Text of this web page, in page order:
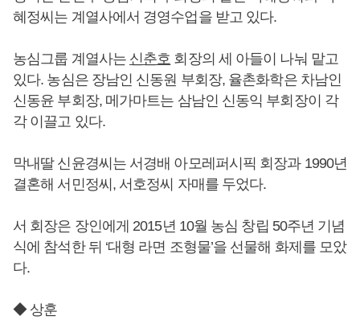
혜정씨는 계열사에서 경영수업을 받고 있다.
농심그룹 계열사는 신춘호 회장의 세 아들이 나눠 맡고
있다. 농심은 장남인 신동원 부회장, 율촌화학은 차남인
신동윤 부회장, 메가마트는 삼남인 신동익 부회장이 각
각 이끌고 있다.
막내딸 신윤경씨는 서경배 아모레퍼시픽 회장과 1990년
결혼해 서민정씨, 서호정씨 자매를 두었다.
서 회장은 장인에게 2015년 10월 농심 창립 50주년 기념
식에 참석한 뒤 ‘대형 라면 조형물’을 선물해 화제를 모았
다.
◆ 상훈